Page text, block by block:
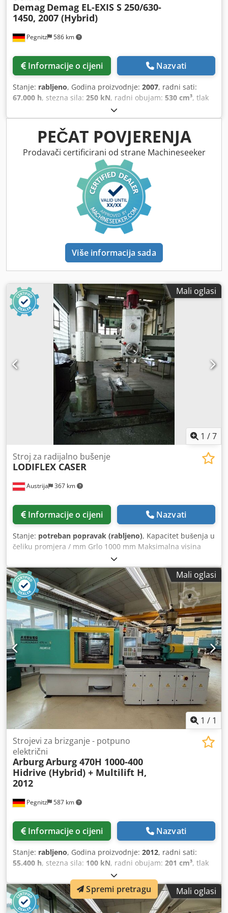
Ukupna priključna snaga: motor + grijač Ukupna težina:
3.700 kg Ukupna veličina D x Š x V: 4,4 x 1,6 x 1,9 m
Pegnitz 586 km
Demag Demag EL-EXIS S 250/630-
1450, 2007 (Hybrid)
Informacije o cijeni Nazvati
Stanje: rabljeno, Godina proizvodnje: 2007, radni sati:
67.000 h, stezna sila: 250 kN, radni obujam: 530 cm³, tlak
, ukupna masa:
promjer pužnog transportera:50 mm, Baza tereta: FCA
Pegnitz Crodpswlkcasfx Ag Uof Vrijeme isporuke: po
dogovoru Uvjeti plaćanja: 100% prije preuzimanja stroja,
neto
PEČAT POVJERENJA
Prodavači certificirani od strane Machineseeker
Više informacija sada
Mali oglasi
1 /7
Austrija 367 km
Stroj za radijalno bušenje
LODIFLEX CASER
Informacije o cijeni Nazvati
Stanje: potreban popravak (rabljeno), Kapacitet bušenja u
čeliku promjera / mm Grlo 1000 mm Maksimalna visina
obratka / mm - Maksimalno grlo 1000 mm Crsdpfx
Agevmtlho Ujf - Hod pinole 250 mm VRETENO ZA GLODALO
/ GLAVA / - Raspon brzina od 47,5 o/min - Raspon brzina do
2120 o/min - Promjer vretena 60 mm - Potreban prostor -
lijevo/desno - 2000 mm - Potreban prostor -
naprijed/nazad - 750 mm - Ukupna visina 2160 mm -
Ukupna težina cca 2500 kg Stroj je djelomično remontiran.
- Podešavanje visine i poprečnog položaja je redizajnirano.
Mali oglasi
1 / 1
Pegnitz 587 km
Strojevi za brizganje - potpuno
električni
ArburgArburg 470H 1000-400
Hidrive (Hybrid) + Multilift H,
2012
Informacije o cijeni Nazvati
Stanje: rabljeno, Godina proizvodnje: 2012, radni sati:
55.400 h, stezna sila: 100 kN, radni obujam: 201 cm³, tlak
, ukupna masa:
pužnog transportera:40 mm , Osnova vozarine: franko
mjesto Vrijeme isporuke: po dogovoru Csdpjylpy Aefx Ag
Uorf Uvjeti plaćanja: 100% prije preuzimanja stroja, čisto
Mali oglasi
Spremi pretragu